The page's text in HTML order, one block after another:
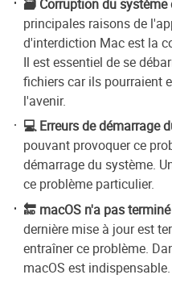
🗃️ Corruption du système
principales raisons de
d'interdiction Mac est la
Il est essentiel de se
fichiers car ils pourraient
l'avenir.
💻 Erreurs de démarrage
pouvant provoquer ce
démarrage du système.
ce problème particulier.
🔚 macOS n'a pas
dernière mise à jour est
entraîner ce problème.
macOS est indispensable.